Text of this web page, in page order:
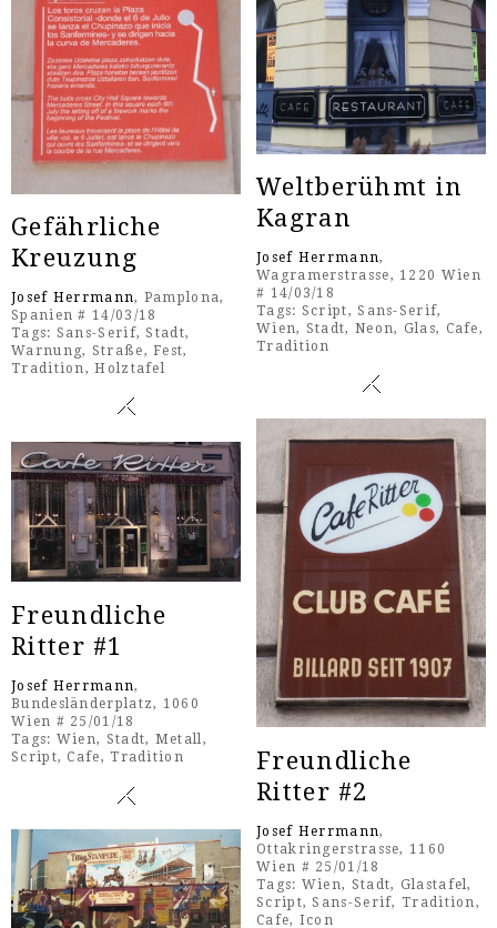
Weltberühmt in
Kagran
Josef Herrmann,
Wagramerstrasse, 1220 Wien
# 14/03/18
Tags: Script,Sans-Serif,
Wien, Stadt, Neon, Glas, Cafe,
Tradition
Gefährliche
Kreuzung
Josef Herrmann, Pamplona,
Spanien # 14/03/18
Tags: Sans-Serif,Stadt,
Warnung, Straße,Fest,
Tradition,Holztafel
Freundliche
Ritter #2
Josef Herrmann,
Ottakringerstrasse, 1160
Wien # 25/01/18
Tags: Wien, Stadt, Glastafel,
Script,Sans-Serif,Tradition,
Cafe, Icon
Freundliche
Ritter #1
Josef Herrmann,
Bundesländerplatz, 1060
Wien # 25/01/18
Tags: Wien, Stadt, Metall,
Script, Cafe,Tradition